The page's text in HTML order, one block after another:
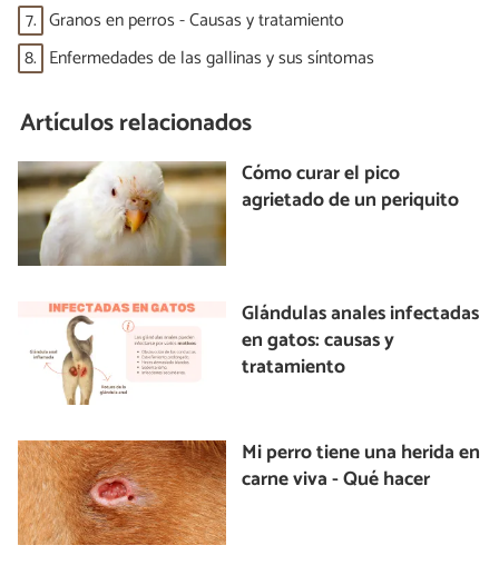
7. Granos en perros - Causas y tratamiento
8. Enfermedades de las gallinas y sus síntomas
Artículos relacionados
Cómo curar el pico
agrietado de un periquito
Glándulas anales infectadas
en gatos: causas y
tratamiento
Mi perro tiene una herida en
carne viva - Qué hacer